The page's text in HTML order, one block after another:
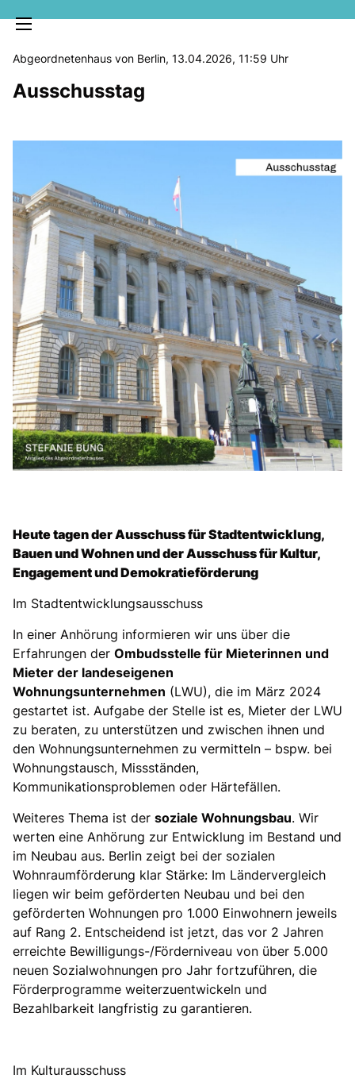
MELDUNGEN
SOZIALE MEDIEN
KLARTEXT
Abgeordnetenhaus von Berlin, 13.04.2026, 11:59 Uhr
Ausschusstag
Heute tagen der Ausschuss für Stadtentwicklung,
Bauen und Wohnen und der Ausschuss für Kultur,
Engagement und Demokratieförderung
Im Stadtentwicklungsausschuss
In einer Anhörung informieren wir uns über die
Erfahrungen der Ombudsstelle für Mieterinnen und
Mieter der landeseigenen
Wohnungsunternehmen (LWU), die im März 2024
gestartet ist. Aufgabe der Stelle ist es, Mieter der LWU
zu beraten, zu unterstützen und zwischen ihnen und
den Wohnungsunternehmen zu vermitteln – bspw. bei
Wohnungstausch, Missständen,
Kommunikationsproblemen oder Härtefällen.
Weiteres Thema ist der soziale Wohnungsbau. Wir
werten eine Anhörung zur Entwicklung im Bestand und
im Neubau aus. Berlin zeigt bei der sozialen
Wohnraumförderung klar Stärke: Im Ländervergleich
liegen wir beim geförderten Neubau und bei den
geförderten Wohnungen pro 1.000 Einwohnern jeweils
auf Rang 2. Entscheidend ist jetzt, das vor 2 Jahren
erreichte Bewilligungs-/Förderniveau von über 5.000
neuen Sozialwohnungen pro Jahr fortzuführen, die
Förderprogramme weiterzuentwickeln und
Bezahlbarkeit langfristig zu garantieren.
Im Kulturausschuss